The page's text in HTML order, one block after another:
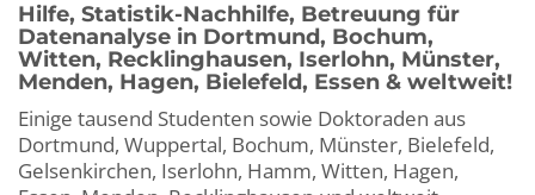
Hilfe, Statistik-Nachhilfe, Betreuung für
Datenanalyse in Dortmund, Bochum,
Witten, Recklinghausen, Iserlohn, Münster,
Menden, Hagen, Bielefeld, Essen & weltweit!
Einige tausend Studenten sowie Doktoraden aus
Dortmund, Wuppertal, Bochum, Münster, Bielefeld,
Gelsenkirchen, Iserlohn, Hamm, Witten, Hagen,